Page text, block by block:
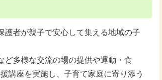
者が親子で安心して集える地域の子
多様な交流の場の提供や運動・食
講座を実施し、子育て家庭に寄り添う